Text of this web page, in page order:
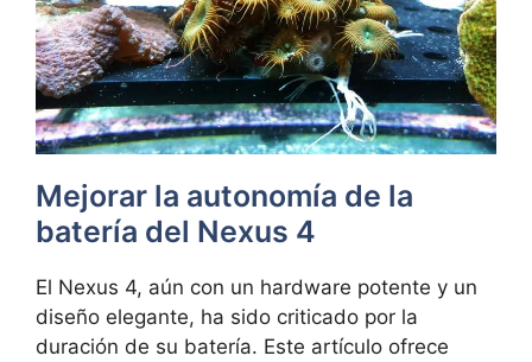
Mejorar la autonomía de la
batería del Nexus 4
El Nexus 4, aún con un hardware potente y un
diseño elegante, ha sido criticado por la
duración de su batería. Este artículo ofrece